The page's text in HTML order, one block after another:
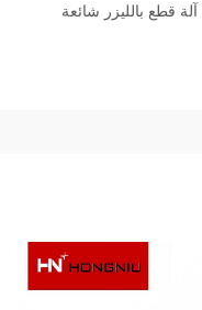
آلة قطع بالليزر شائعة